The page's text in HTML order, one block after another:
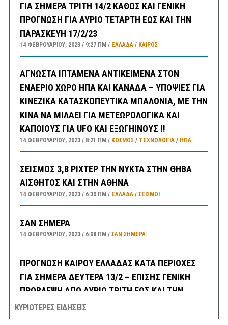
ΓΙΑ ΣΗΜΕΡΑ ΤΡΙΤΗ 14/2 ΚΑΘΩΣ ΚΑΙ ΓΕΝΙΚΗ
ΠΡΟΓΝΩΣΗ ΓΙΑ ΑΥΡΙΟ ΤΕΤΑΡΤΗ ΕΩΣ ΚΑΙ ΤΗΝ
ΠΑΡΑΣΚΕΥΗ 17/2/23
14 ΦΕΒΡΟΥΑΡΊΟΥ, 2023 9:27 ΠΜ ΕΛΛΑΔA/ ΚΑΙΡΌΣ
ΑΓΝΩΣΤΑ ΙΠΤΑΜΕΝΑ ΑΝΤΙΚΕΙΜΕΝΑ ΣΤΟΝ
ΕΝΑΕΡΙΟ ΧΩΡΟ ΗΠΑ ΚΑΙ ΚΑΝΑΔΑ – ΥΠΟΨΙΕΣ ΓΙΑ
ΚΙΝΕΖΙΚΑ ΚΑΤΑΣΚΟΠΕΥΤΙΚΑ ΜΠΑΛΟΝΙΑ, ΜΕ ΤΗΝ
ΚΙΝΑ ΝΑ ΜΙΛΑΕΙ ΓΙΑ ΜΕΤΕΩΡΟΛΟΓΙΚΑ ΚΑΙ
ΚΑΠΟΙΟΥΣ ΓΙΑ UFO ΚΑΙ ΕΞΩΓΗΙΝΟΥΣ !!
14 ΦΕΒΡΟΥΑΡΊΟΥ, 2023 8:21 ΠΜ ΚΟΣΜΟΣ / ΤΕΧΝΟΛΟΓΙΑ/ ΗΠΑ
ΣΕΙΣΜΟΣ 3,8 ΡΙΧΤΕΡ ΤΗΝ ΝΥΚΤΑ ΣΤΗΝ ΘΗΒΑ
ΑΙΣΘΗΤΟΣ ΚΑΙ ΣΤΗΝ ΑΘΗΝΑ
14 ΦΕΒΡΟΥΑΡΊΟΥ, 2023 6:30 ΠΜ ΕΛΛΑΔA/ ΣΕΙΣΜΟΙ
ΣΑΝ ΣΗΜΕΡΑ
14 ΦΕΒΡΟΥΑΡΊΟΥ, 2023 6:08 ΠΜ ΣΑΝ ΣΉΜΕΡΑ
ΠΡΟΓΝΩΣΗ ΚΑΙΡΟΥ ΕΛΛΑΔΑΣ ΚΑΤΑ ΠΕΡΙΟΧΕΣ
ΓΙΑ ΣΗΜΕΡΑ ΔΕΥΤΕΡΑ 13/2 – ΕΠΙΣΗΣ ΓΕΝΙΚΗ
ΠΡΟΒΛΕΨΗ ΑΠΟ ΑΥΡΙΟ ΤΡΙΤΗ ΕΩΣ ΚΑΙ ΤΗΝ
ΠΑΡΑΣΚΕΥΗ 17/2/23
ΚΥΡΙΟΤΕΡΕΣ ΕΙΔΗΣΕΙΣ